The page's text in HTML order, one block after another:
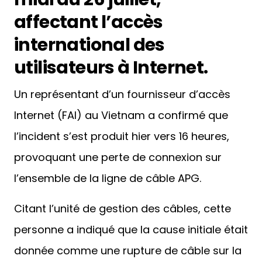
affectant l’accès
international des
utilisateurs à Internet.
Un représentant d’un fournisseur d’accès
Internet (FAI) au Vietnam a confirmé que
l’incident s’est produit hier vers 16 heures,
provoquant une perte de connexion sur
l’ensemble de la ligne de câble APG.
Citant l’unité de gestion des câbles, cette
personne a indiqué que la cause initiale était
donnée comme une rupture de câble sur la